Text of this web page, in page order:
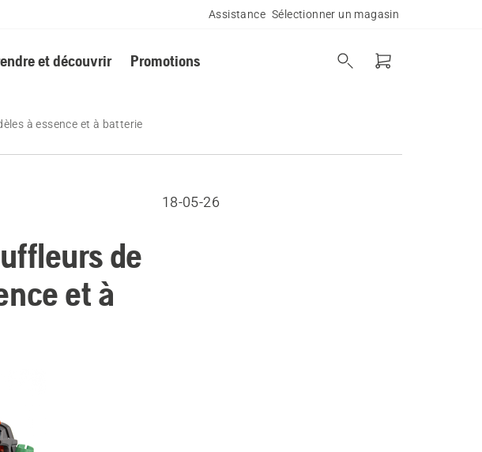
Assistance Sélectionner un magasin
et découvrir Promotions
à essence et à batterie
18-05-26
de
et à